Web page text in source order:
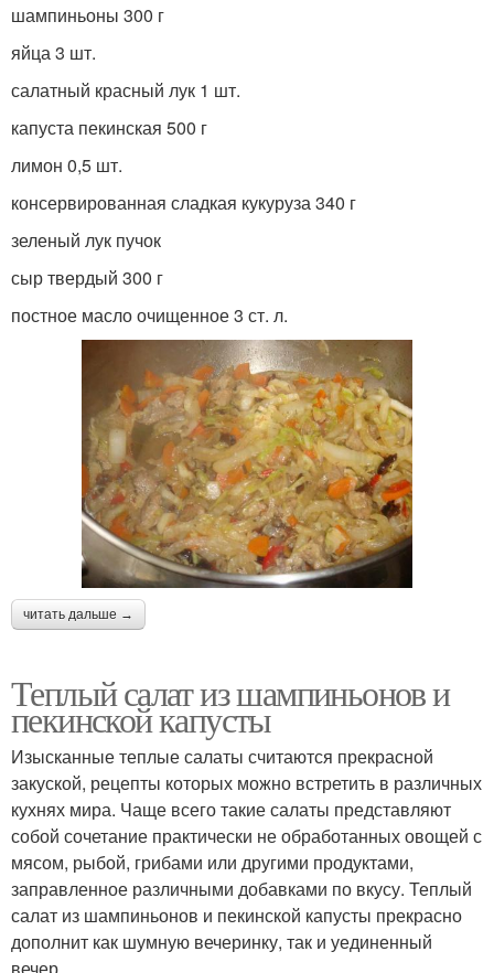
шампиньоны 300 г
яйца 3 шт.
салатный красный лук 1 шт.
капуста пекинская 500 г
лимон 0,5 шт.
консервированная сладкая кукуруза 340 г
зеленый лук пучок
сыр твердый 300 г
постное масло очищенное 3 ст. л.
читать дальше →
Теплый салат из шампиньонов и
пекинской капусты
Изысканные теплые салаты считаются прекрасной
закуской, рецепты которых можно встретить в различных
кухнях мира. Чаще всего такие салаты представляют
собой сочетание практически не обработанных овощей с
мясом, рыбой, грибами или другими продуктами,
заправленное различными добавками по вкусу. Теплый
салат из шампиньонов и пекинской капусты прекрасно
дополнит как шумную вечеринку, так и уединенный
вечер.